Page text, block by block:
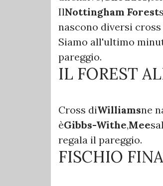
IlNottingham Forest
nascono diversi
Siamo all'ultimo
pareggio.
IL FOREST
Cross diWilliamsne
èGibbs-Withe,Mee
regala il pareggio.
FISCHIO